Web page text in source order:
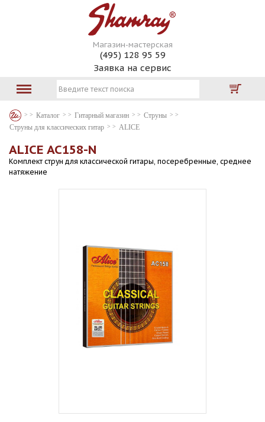
Магазин-мастерская
(495) 128 95 59
Заявка на сервис
Каталог Гитарный магазин
Струны
Струны для классических гитар
ALICE
ALICE AC158-N
Комплект струн для классической гитары, посеребренные, среднее
натяжение